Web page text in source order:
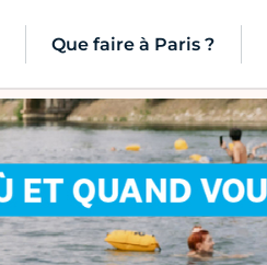
Que faire à Paris ?